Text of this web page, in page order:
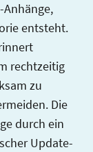
entsteht.
rechtzeitig
zu
Die
durch ein
Update-